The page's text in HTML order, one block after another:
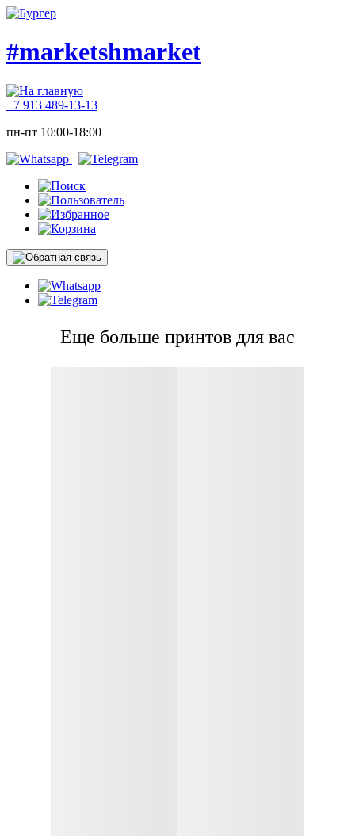
#marketshmarket
+7 913 489-13-13
пн-пт 10:00-18:00
Еще больше принтов для вас